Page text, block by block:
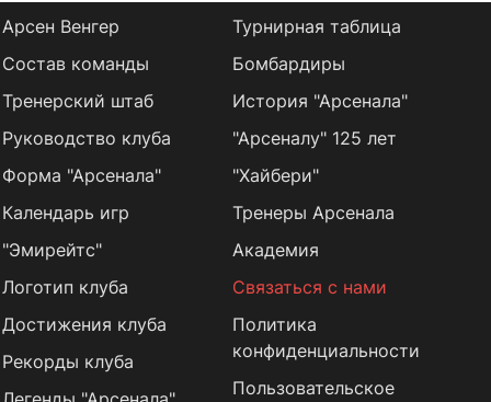
Арсен Венгер
Состав команды
Тренерский штаб
Руководство клуба
Форма "Арсенала"
Календарь игр
Турнирная таблица
Бомбардиры
История "Арсенала"
"Арсеналу" 125 лет
"Хайбери"
Тренеры Арсенала
"Эмирейтс"
Логотип клуба
Достижения клуба
Рекорды клуба
Академия
Связаться с нами
Политика
конфиденциальности
Пользовательское